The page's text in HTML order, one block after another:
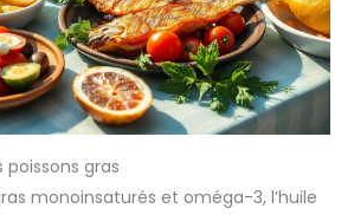
poissons gras
monoinsaturés et oméga-3, l’huile